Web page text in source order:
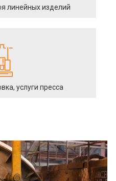
линейных изделий
услуги пресса